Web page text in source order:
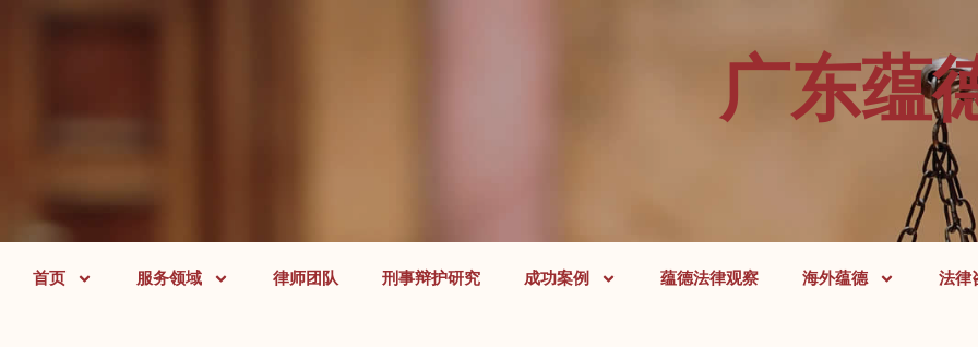
广东蕴
首页 服务领域 律师团队 刑事辩护研究 成功案例 蕴德法律观察 海外蕴德 法律